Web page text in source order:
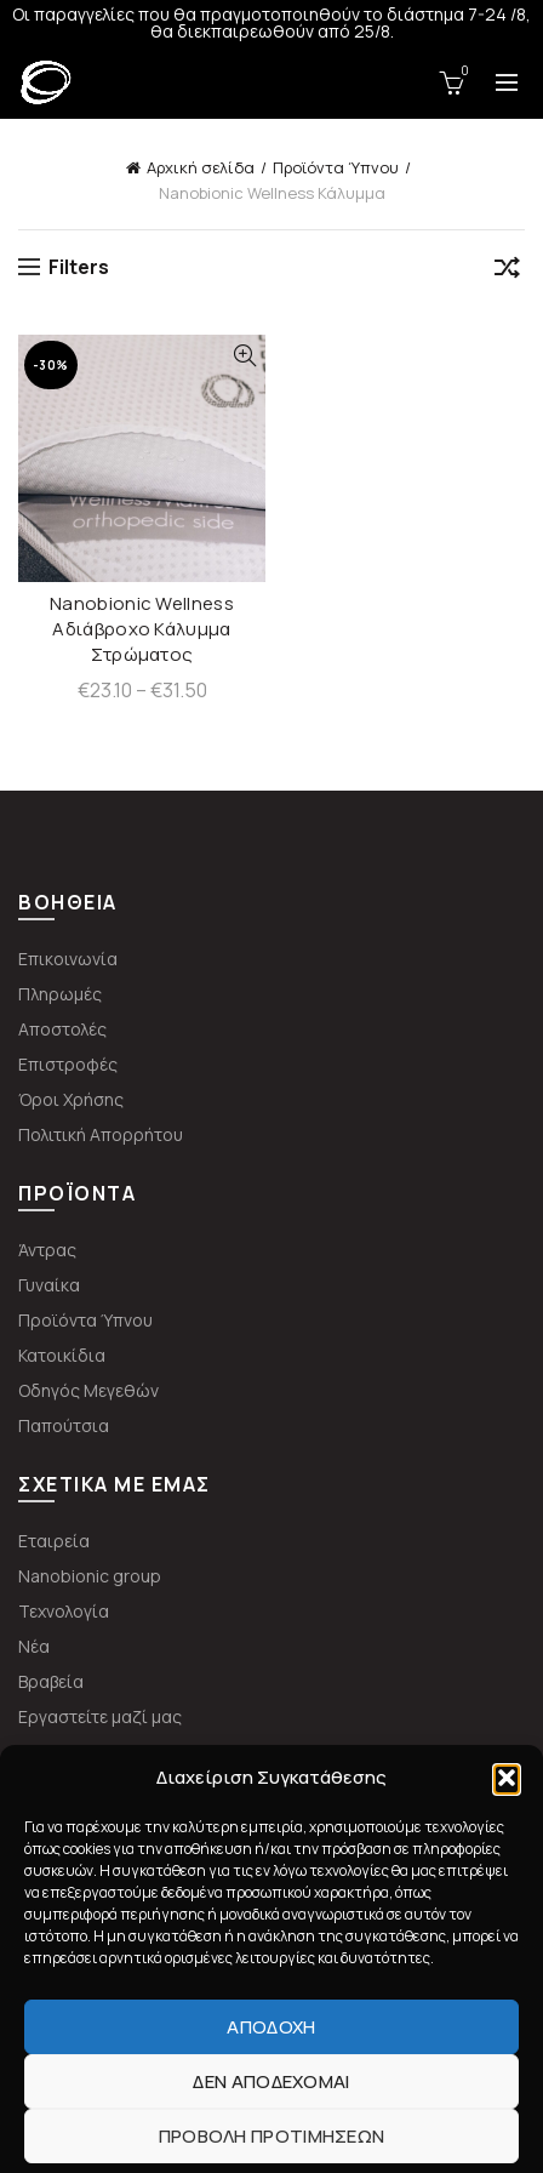
Διαχείριση Συγκατάθεσης
Για να παρέχουμε την καλύτερη εμπειρία, χρησιμοποιούμε τεχνολογίες
όπως cookies για την αποθήκευση ή/και την πρόσβαση σε πληροφορίες
συσκευών. Η συγκατάθεση για τις εν λόγω τεχνολογίες θα μας επιτρέψει
να επεξεργαστούμε δεδομένα προσωπικού χαρακτήρα, όπως
συμπεριφορά περιήγησης ή μοναδικά αναγνωριστικά σε αυτόν τον
ιστότοπο. Η μη συγκατάθεση ή η ανάκληση της συγκατάθεσης, μπορεί να
επηρεάσει αρνητικά ορισμένες λειτουργίες και δυνατότητες.
ΑΠΟΔΟΧΉ
ΔΕΝ ΑΠΟΔΈΧΟΜΑΙ
ΠΡΟΒΟΛΉ ΠΡΟΤΙΜΉΣΕΩΝ
Οι παραγγελίες που θα πραγμοτοποιηθούν το διάστημα 7-24 /8,
θα διεκπαιρεωθούν από 25/8.
0
Αρχική σελίδα
Προϊόντα Ύπνου
Nanobionic Wellness Κάλυμμα
Filters
-30%
QUICK SHOP
Nanobionic Wellness
Αδιάβροχο Κάλυμμα
Στρώματος
€23.10 –€31.50Price
ΒΟΗΘΕΙΑ
Επικοινωνία
Πληρωμές
Αποστολές
Επιστροφές
Όροι Χρήσης
Πολιτική Απορρήτου
ΠΡΟΪΌΝΤΑ
Άντρας
Γυναίκα
Προϊόντα Ύπνου
Κατοικίδια
Οδηγός Μεγεθών
Παπούτσια
ΣΧΕΤΙΚΆ ΜΕ ΕΜΆΣ
Εταιρεία
Nanobionic group
Τεχνολογία
Νέα
Βραβεία
Εργαστείτε μαζί μας
ΑΚΟΛΟΥΘΉΣΤΕ ΜΑΣ
2023 Nanobionic All Rights Reserved